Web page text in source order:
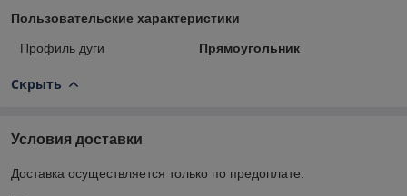
Пользовательские характеристики
Профиль дуги Прямоугольник
Скрыть
Условия доставки
Доставка осуществляется только по предоплате.